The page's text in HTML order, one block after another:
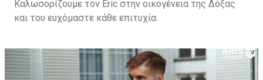
Καλωσορίζουμε τον Eric στην οικογένεια της Δόξας
και του ευχόμαστε κάθε επιτυχία.